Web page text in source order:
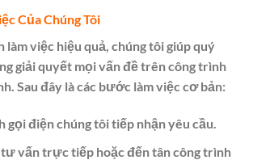
Của Chúng Tôi
việc hiệu quả, chúng tôi giúp quý
giải quyết mọi vấn đề trên công trình
Sau đây là các bước làm việc cơ bản:
gọi điện chúng tôi tiếp nhận yêu cầu.
tư vấn trực tiếp hoặc đến tân công trình